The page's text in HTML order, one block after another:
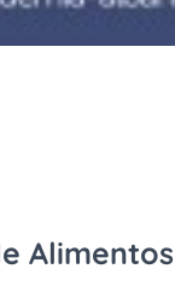
Alimentos